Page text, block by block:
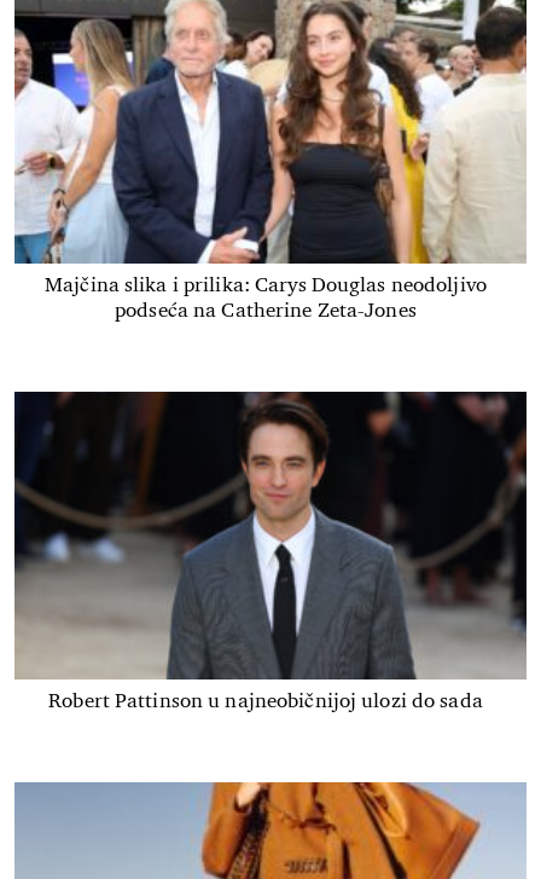
Majčina slika i prilika: Carys Douglas neodoljivo
podseća na Catherine Zeta-Jones
Robert Pattinson u najneobičnijoj ulozi do sada